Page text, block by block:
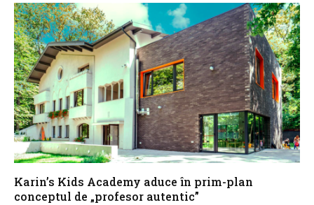
Karin’s Kids Academy aduce în prim-plan
conceptul de „profesor autentic”